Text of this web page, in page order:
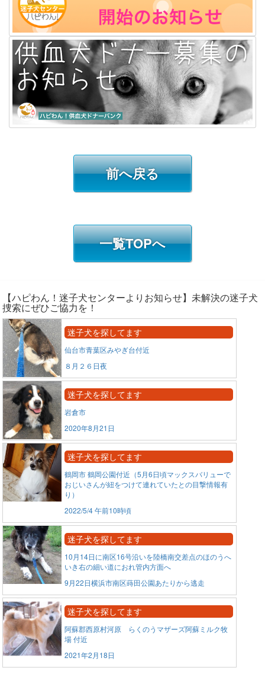
前へ戻る
一覧TOPへ
【ハピわん！迷子犬センターよりお知らせ】未解決の迷子犬
捜索にぜひご協力を！
迷子犬を探してます
仙台市青葉区みやぎ台付近
８月２６日夜
迷子犬を探してます
岩倉市
2020年8月21日
迷子犬を探してます
鶴岡市 鶴岡公園付近（5月6日頃マックスバリューで
おじいさんが紐をつけて連れていたとの目撃情報有
り）
2022/5/4 午前10時頃
迷子犬を探してます
10月14日に南区16号沿いを陸橋南交差点のほのうへ
いき右の細い道におれ管内方面へ
9月22日横浜市南区蒔田公園あたりから逃走
迷子犬を探してます
阿蘇郡西原村河原 らくのうマザーズ阿蘇ミルク牧
場 付近
2021年2月18日